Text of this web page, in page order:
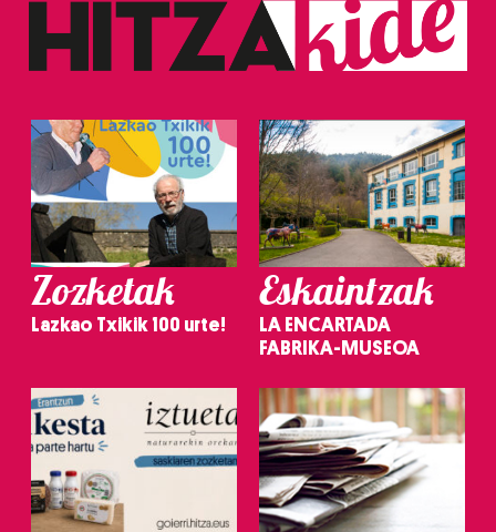
Zozketak
Lazkao Txikik 100 urte!
Eskaintzak
LA ENCARTADA
FABRIKA-MUSEOA